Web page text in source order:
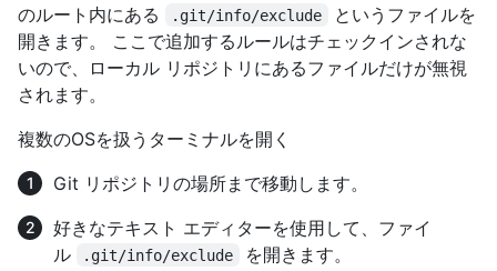
のルート内にある
.git/info/exclude
というファイルを
開きます。 ここで追加するルールはチェックインされな
いので、ローカル リポジトリにあるファイルだけが無視
されます。
複数のOSを扱うターミナルを開く
Git リポジトリの場所まで移動します。
好きなテキスト エディターを使用して、ファイ
ル
.git/info/exclude を開きます。